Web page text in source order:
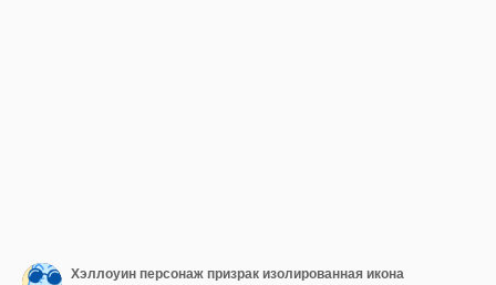
Хэллоуин персонаж призрак изолированная икона